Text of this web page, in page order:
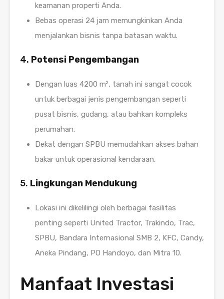
keamanan properti Anda.
Bebas operasi 24 jam memungkinkan Anda
menjalankan bisnis tanpa batasan waktu.
4. Potensi Pengembangan
Dengan luas 4200 m², tanah ini sangat cocok
untuk berbagai jenis pengembangan seperti
pusat bisnis, gudang, atau bahkan kompleks
perumahan.
Dekat dengan SPBU memudahkan akses bahan
bakar untuk operasional kendaraan.
5. Lingkungan Mendukung
Lokasi ini dikelilingi oleh berbagai fasilitas
penting seperti United Tractor, Trakindo, Trac,
SPBU, Bandara Internasional SMB 2, KFC, Candy,
Aneka Pindang, PO Handoyo, dan Mitra 10.
Manfaat Investasi